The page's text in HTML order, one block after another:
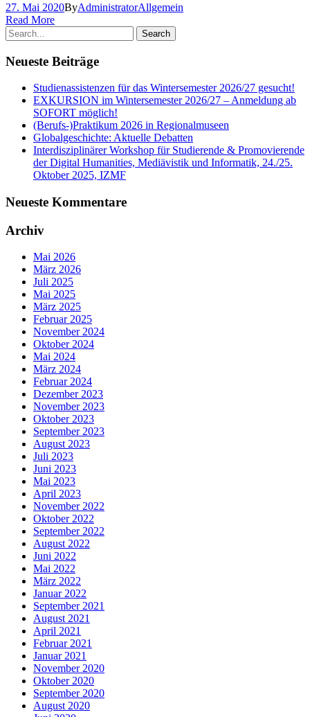
27. Mai 2020ByAdministratorAllgemein
Read More
Neueste Beiträge
Studienassistenzen für das Wintersemester 2026/27 gesucht!
EXKURSION im Wintersemester 2026/27 – Anmeldung ab
SOFORT möglich!
(Berufs-)Praktikum 2026 in Regionalmuseen
Globalgeschichte: Aktuelle Debatten
Interdisziplinärer Workshop für Studierende & Promovierende
der Digital Humanities, Mediävistik und Informatik, 24./25.
Oktober 2025, IZMF
Neueste Kommentare
Archiv
Mai 2026
März 2026
Juli 2025
Mai 2025
März 2025
Februar 2025
November 2024
Oktober 2024
Mai 2024
März 2024
Februar 2024
Dezember 2023
November 2023
Oktober 2023
September 2023
August 2023
Juli 2023
Juni 2023
Mai 2023
April 2023
November 2022
Oktober 2022
September 2022
August 2022
Juni 2022
Mai 2022
März 2022
Januar 2022
September 2021
August 2021
April 2021
Februar 2021
Januar 2021
November 2020
Oktober 2020
September 2020
August 2020